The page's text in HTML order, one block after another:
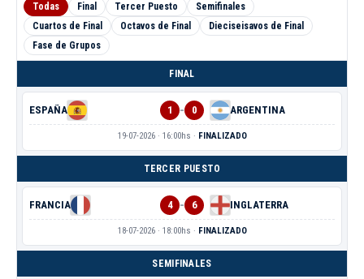
Todas Final Tercer Puesto
Semifinales
Cuartos de Final
Octavos de Final
Dieciseisavos de Final
Fase de Grupos
FINAL
ESPAÑA 1 - 0 ARGENTINA
19-07-2026 · 16:00hs · FINALIZADO
TERCER PUESTO
FRANCIA 4 - 6 INGLATERRA
18-07-2026 · 18:00hs · FINALIZADO
SEMIFINALES